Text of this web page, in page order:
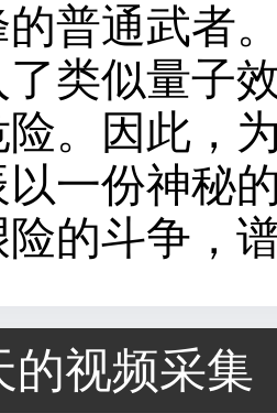
普通武者
类似量子
。因此，
一份神秘
的斗争，
的视频采集